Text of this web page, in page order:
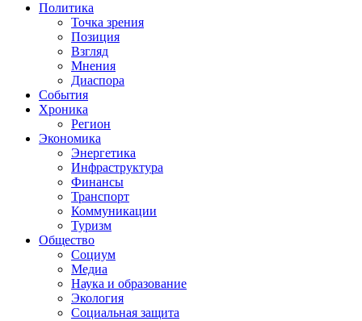
Политика
Точка зрения
Позиция
Взгляд
Мнения
Диаспора
События
Хроника
Регион
Экономика
Энергетика
Инфраструктура
Финансы
Транспорт
Коммуникации
Туризм
Общество
Социум
Медиа
Наука и образование
Экология
Социальная защита